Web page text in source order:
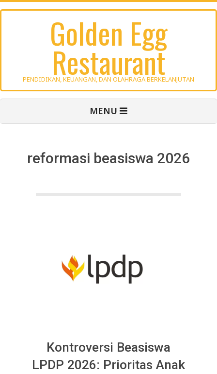
Skip
Golden Egg
Restaurant
PENDIDIKAN, KEUANGAN, DAN OLAHRAGA BERKELANJUTAN
MENU
reformasi beasiswa 2026
Kontroversi Beasiswa
LPDP 2026: Prioritas Anak